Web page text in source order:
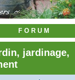
F O R U M
jardinage,